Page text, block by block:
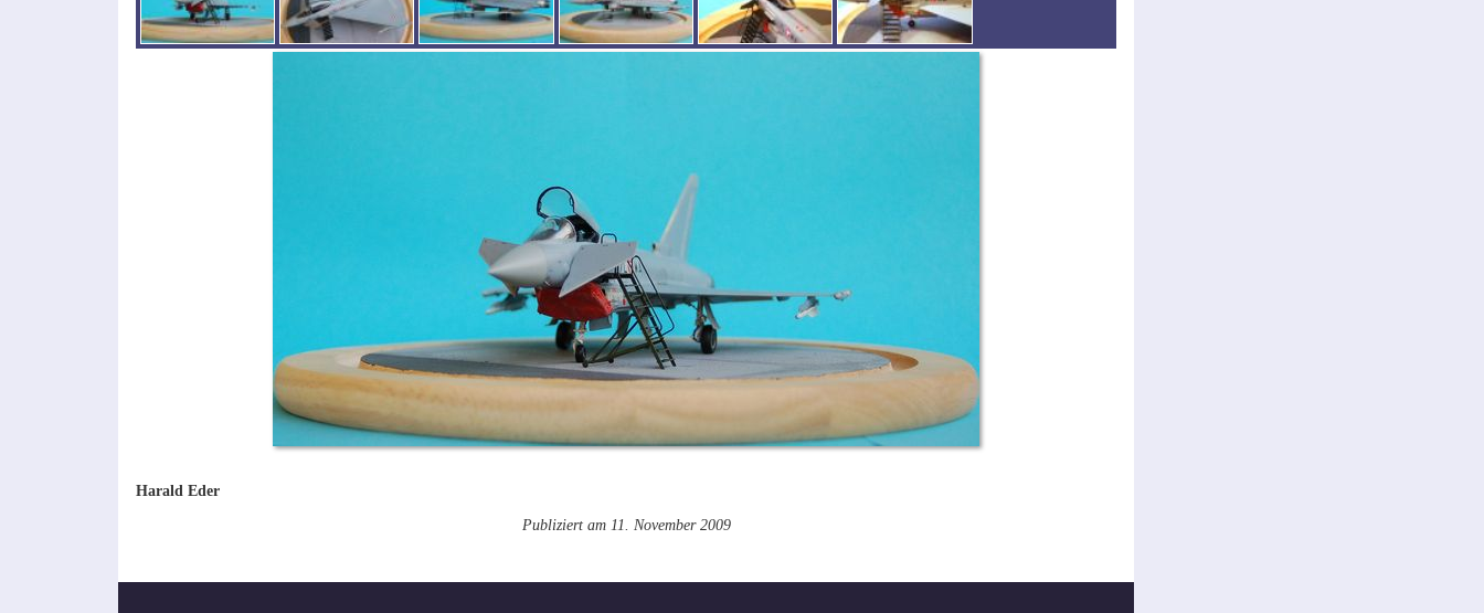
Harald Eder
Publiziert am 11. November 2009